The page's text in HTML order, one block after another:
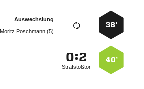
38’
Auswechslung
  
40’
:
Strafstoßtor